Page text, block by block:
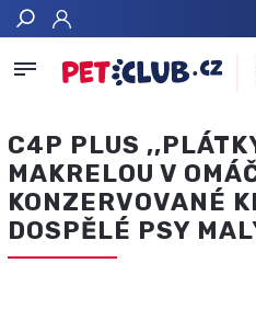
C4P PLUS
MAKRELOU V
KONZERVOVANÉ
DOSPĚLÉ PSY